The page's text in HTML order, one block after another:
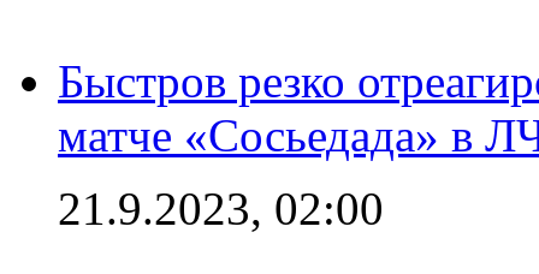
Быстров резко
матче «Сосьедада» в
21.9.2023, 02:00